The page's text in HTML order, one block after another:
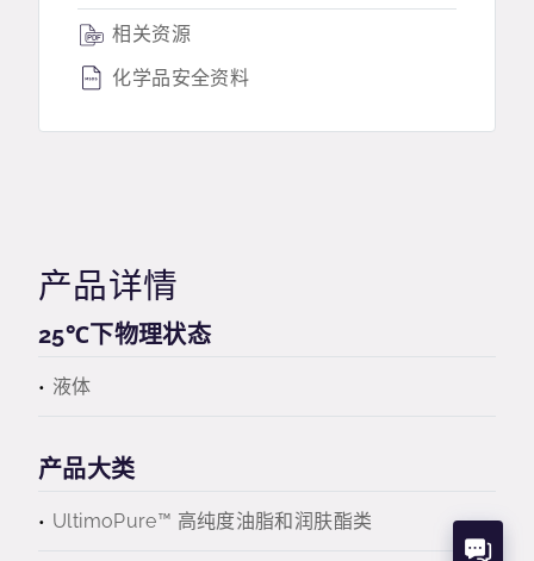
相关资源
化学品安全资料
产品详情
25℃下物理状态
液体
产品大类
UltimoPure™ 高纯度油脂和润肤酯类